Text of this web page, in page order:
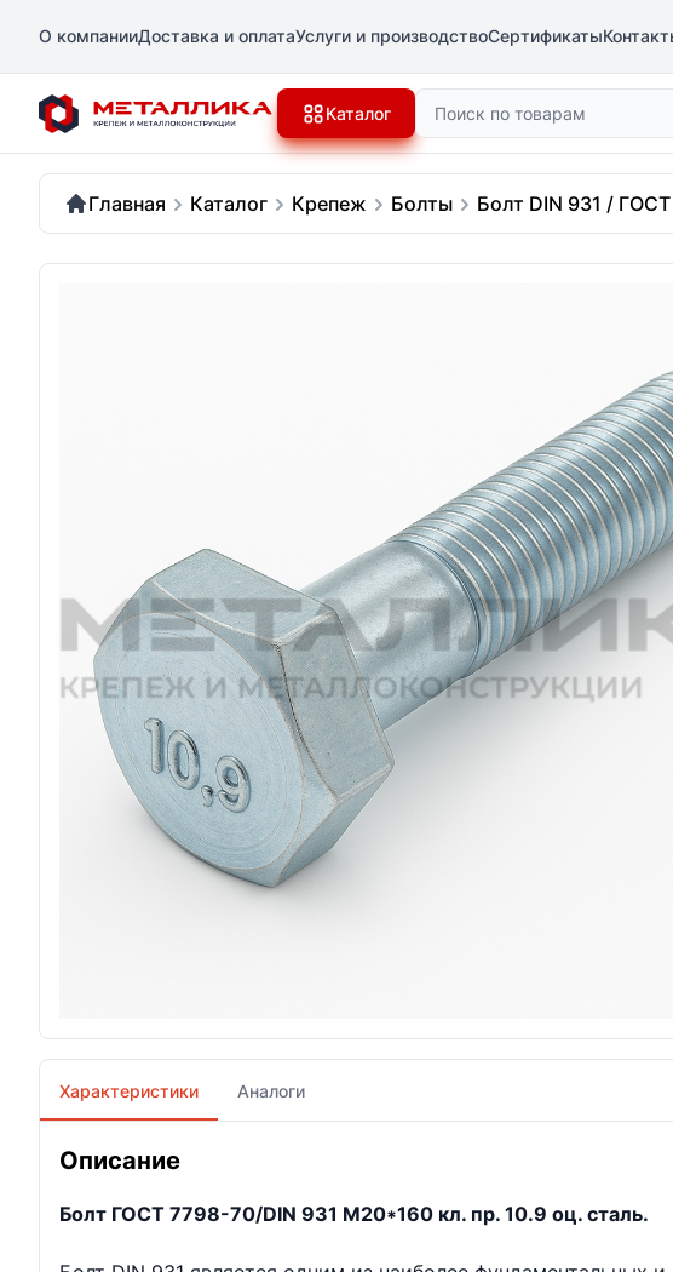
О компанииДоставка и оплатаУслуги и производствоСертификаты
Каталог Поиск
Главная Каталог Крепеж Болты Болт DIN 931 /
Характеристики Аналоги
Описание
Болт ГОСТ 7798-70/DIN 931 М20*160 кл. пр. 10.9 оц. сталь.